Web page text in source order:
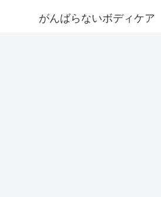
がんばらないボディケア